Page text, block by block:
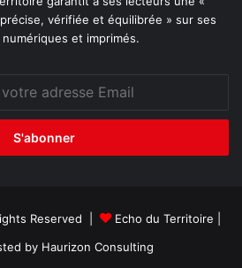
vérifiée et équilibrée » sur ses
et imprimés.
Reserved | Echo du Territoire
by Haurizon Consulting